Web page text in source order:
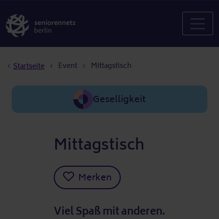
Startseite Event Mittagstisch
Geselligkeit
Mittagstisch
Merken
Viel Spaß mit anderen.